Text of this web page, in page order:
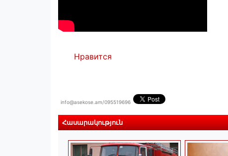
Нравится
info@asekose.am/095519696
Հասարակություն